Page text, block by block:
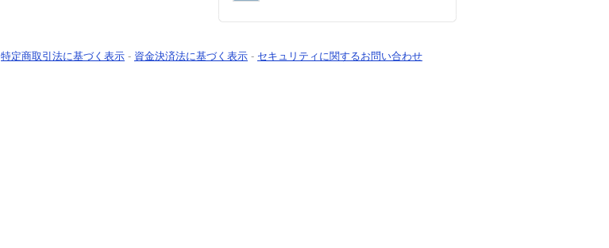
特定商取引法に基づく表示 - 資金決済法に基づく表示 - セキュリティに関するお問い合わせ